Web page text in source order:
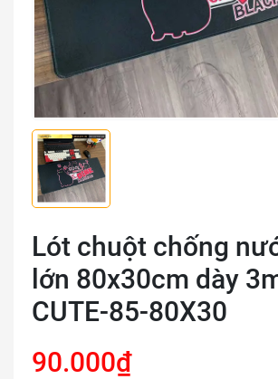
Lót chuột chống
lớn 80x30cm dày
CUTE-85-80X30
90.000₫